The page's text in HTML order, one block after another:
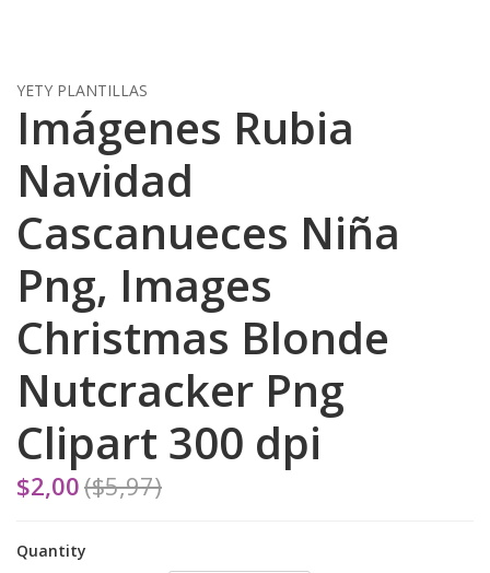
YETY PLANTILLAS
Imágenes Rubia
Navidad
Cascanueces Niña
Png, Images
Christmas Blonde
Nutcracker Png
Clipart 300 dpi
$2,00($5,97)
Quantity